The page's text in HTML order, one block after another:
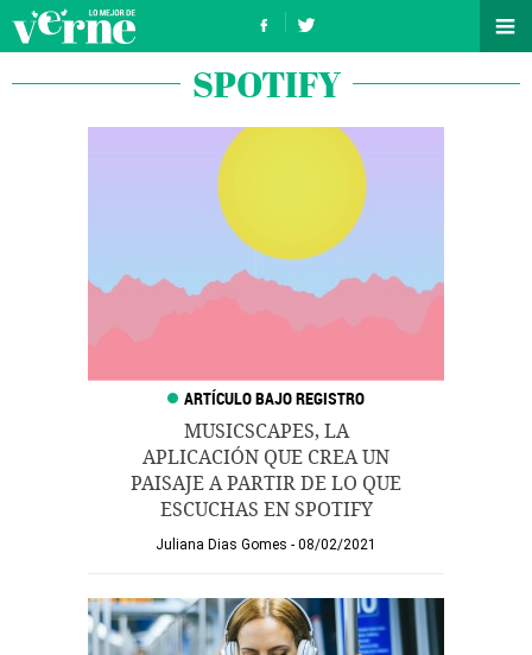
SPOTIFY
MUSICSCAPES, LA
APLICACIÓN QUE CREA UN
PAISAJE A PARTIR DE LO QUE
ESCUCHAS EN SPOTIFY
Juliana Dias Gomes 08/02/2021